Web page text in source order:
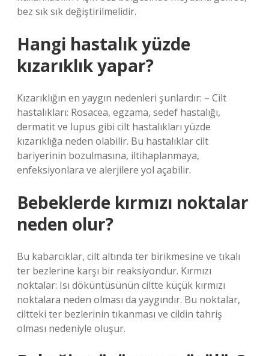
bez sık sık değiştirilmelidir.
Hangi hastalık yüzde
kızarıklık yapar?
Kızarıklığın en yaygın nedenleri şunlardır: – Cilt
hastalıkları: Rosacea, egzama, sedef hastalığı,
dermatit ve lupus gibi cilt hastalıkları yüzde
kızarıklığa neden olabilir. Bu hastalıklar cilt
bariyerinin bozulmasına, iltihaplanmaya,
enfeksiyonlara ve alerjilere yol açabilir.
Bebeklerde kırmızı noktalar
neden olur?
Bu kabarcıklar, cilt altında ter birikmesine ve tıkalı
ter bezlerine karşı bir reaksiyondur. Kırmızı
noktalar: Isı döküntüsünün ciltte küçük kırmızı
noktalara neden olması da yaygındır. Bu noktalar,
ciltteki ter bezlerinin tıkanması ve cildin tahriş
olması nedeniyle oluşur.